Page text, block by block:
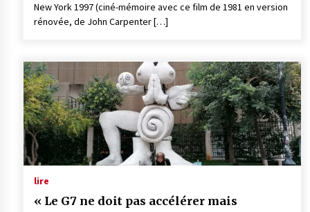
New York 1997 (ciné-mémoire avec ce film de 1981 en version
rénovée, de John Carpenter […]
lire
« Le G7 ne doit pas accélérer mais